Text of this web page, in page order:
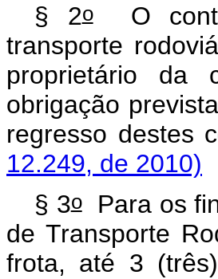
§ 2oO
transporte
proprietário da
obrigação
regresso
12.249, de 2010)
§ 3oPara os
de Transporte
frota, até 3